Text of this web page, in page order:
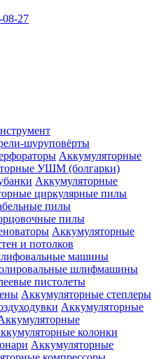
08-27
шуруповёрты
Аккумуляторные
УШМ (болгарки)
Аккумуляторные
циркулярные пилы
пилы
пилы
Аккумуляторные
и потолков
машины
шлифмашины
пистолеты
Аккумуляторные степлеры
Аккумуляторные
колонки
Аккумуляторные